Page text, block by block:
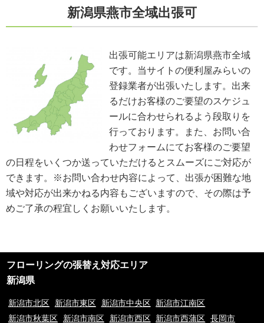
情報の取扱いと運用に関する具体的ルールを定め、責任者を設けます。
個人情報に関する法令およびその他の規範の遵守
当社の役員、社員、協働者は、個人情報保護や通信の秘密に関する法令やガ
人情報保護が効果的に実施されるよう、個人情報保護方針および社内規程類
を継続して改善します。
個人情報の取扱いに関する問い合わせおよび相談窓口
当方所定の窓口にて、合理的な範囲で対応いたします。
[お問い合わせ先]
便利屋みらい
お問い合わせ方法：
メールフォーム
お問い合わせ電話番号：お客様（ご注文後）から問い合わせ等があった場合
は、遅滞なく電話番号の開示を行います。
※業務の性質上、サイトに掲載はしておりません。
※以上の方針を改定することがあります。その場合、すべての改定は当ウェ
ブページにて通知致します。
ご利用規約
①ご訪問予約後のご訪問前のキャンセルは、キャンセル料5,500円(税込)を
③荒天（大雨・大雪・強風など）の場合は、作業日を変更させていただく場
合もございます。あらかじめご了承下さい。
下見をさせて頂くにあたり下見料として5,500円(税込)を申し受けます。
新潟県燕市全域出張可
出張可能エリアは新潟県燕市全域
です。当サイトの便利屋みらいの
登録業者が出張いたします。出来
るだけお客様のご要望のスケジュ
ールに合わせられるよう段取りを
行っております。また、お問い合
わせフォームにてお客様のご要望
の日程をいくつか送っていただけるとスムーズにご対応が
できます。※お問い合わせ内容によって、出張が困難な地
域や対応が出来かねる内容もございますので、その際は予
めご了承の程宜しくお願いいたします。
フローリングの張替え対応エリア
新潟県
新潟市北区 新潟市東区 新潟市中央区 新潟市江南区
新潟市秋葉区
新潟市南区 新潟市西区 新潟市西蒲区 長岡市